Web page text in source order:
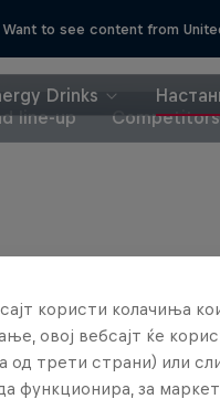
Want to see content from
Drinks
line-up Competitors
користи колачиња
овој вебсајт ќе
од трети страни) или
функционира, за